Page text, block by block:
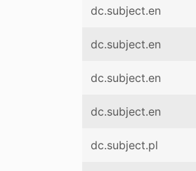
dc.subject.en
dc.subject.en
dc.subject.en
dc.subject.en
dc.subject.pl